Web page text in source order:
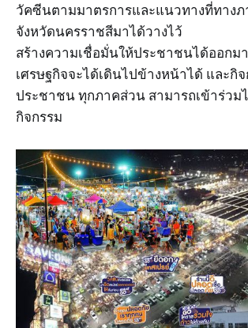
วัคซีนตามมาตรการและแนวทางที่ทางภ
จังหวัดนครราชสีมาได้วางไว้
สร้างความเชื่อมั่นให้ประชาชนได้ออกม
เศรษฐกิจจะได้เดินไปข้างหน้าได้ และกิ
ประชาชน ทุกภาคส่วน สามารถเข้าร่วม
กิจกรรม